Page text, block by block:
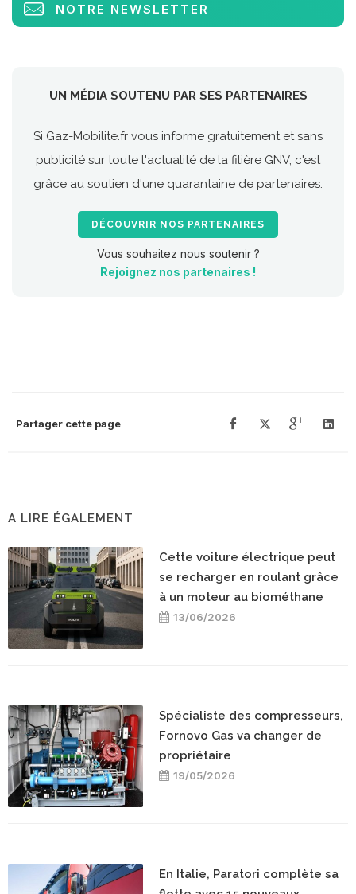
NOTRE NEWSLETTER
UN MÉDIA SOUTENU PAR SES PARTENAIRES
Si Gaz-Mobilite.fr vous informe gratuitement et sans
publicité sur toute l'actualité de la filière GNV, c'est
grâce au soutien d'une quarantaine de partenaires.
DÉCOUVRIR NOS PARTENAIRES
Vous souhaitez nous soutenir ?
Rejoignez nos partenaires !
Partager cette page
A LIRE ÉGALEMENT
Cette voiture électrique peut
se recharger en roulant grâce
à un moteur au biométhane
13/06/2026
Spécialiste des compresseurs,
Fornovo Gas va changer de
propriétaire
19/05/2026
En Italie, Paratori complète sa